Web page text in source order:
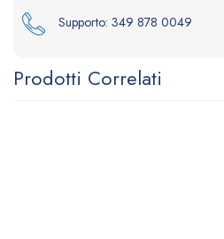
Supporto: 349 878 0049
Prodotti Correlati